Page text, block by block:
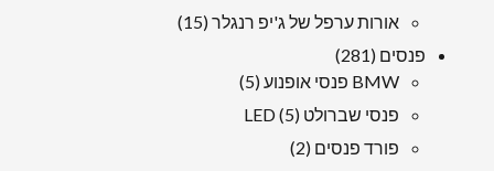
אורות ערפל של ג'יפ רנגלר 15
15
פנסים 281
281
מוצרים BMW פנסי אופנוע 5
5
מוצרים
פנסי שברולט LED 5
5
מוצרים
פורד פנסים 2
2